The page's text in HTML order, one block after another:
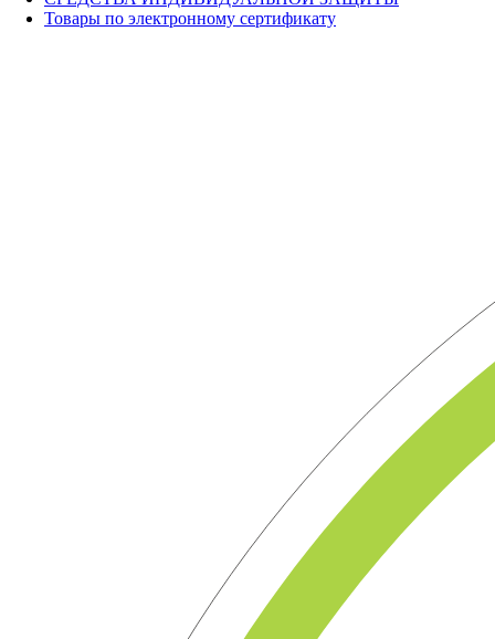
Товары по электронному сертификату